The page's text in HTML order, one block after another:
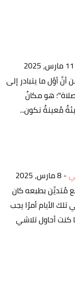
11 مارس، 2025
أوَّل ما يتبادر إلى
هو مكانٌ
مُعينةٌ نكون...
-8 مارس، 2025
مُتديِّن بطبعه كان
الأيام أمرًا يجب
كنت أحاول تلاشي